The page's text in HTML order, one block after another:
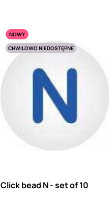
NOWY
CHWILOWO NIEDOSTĘPNE
Click bead N - set of 10